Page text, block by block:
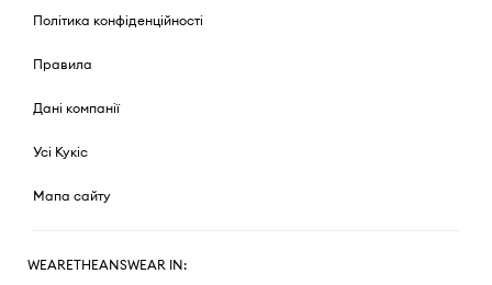
Політика конфіденційності
Правила
Дані компанії
Усі Кукіс
Мапа сайту
WEARETHEANSWEAR IN: